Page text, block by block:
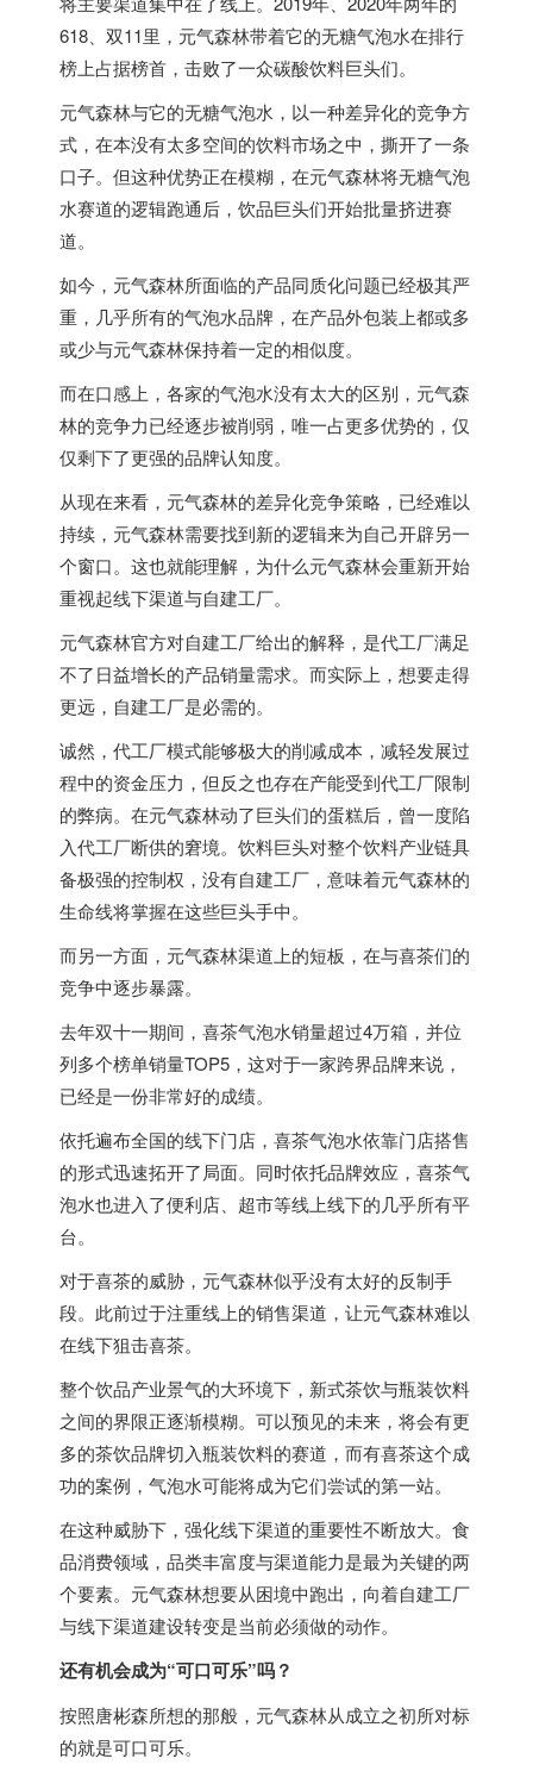
618、双11里，元气森林带着它的无糖气泡水在排行
榜上占据榜首，击败了一众碳酸饮料巨头们。
元气森林与它的无糖气泡水，以一种差异化的竞争方
式，在本没有太多空间的饮料市场之中，撕开了一条
口子。但这种优势正在模糊，在元气森林将无糖气泡
水赛道的逻辑跑通后，饮品巨头们开始批量挤进赛
道。
如今，元气森林所面临的产品同质化问题已经极其严
重，几乎所有的气泡水品牌，在产品外包装上都或多
或少与元气森林保持着一定的相似度。
而在口感上，各家的气泡水没有太大的区别，元气森
林的竞争力已经逐步被削弱，唯一占更多优势的，仅
仅剩下了更强的品牌认知度。
从现在来看，元气森林的差异化竞争策略，已经难以
持续，元气森林需要找到新的逻辑来为自己开辟另一
个窗口。这也就能理解，为什么元气森林会重新开始
重视起线下渠道与自建工厂。
元气森林官方对自建工厂给出的解释，是代工厂满足
不了日益增长的产品销量需求。而实际上，想要走得
更远，自建工厂是必需的。
诚然，代工厂模式能够极大的削减成本，减轻发展过
程中的资金压力，但反之也存在产能受到代工厂限制
的弊病。在元气森林动了巨头们的蛋糕后，曾一度陷
入代工厂断供的窘境。饮料巨头对整个饮料产业链具
备极强的控制权，没有自建工厂，意味着元气森林的
生命线将掌握在这些巨头手中。
而另一方面，元气森林渠道上的短板，在与喜茶们的
竞争中逐步暴露。
去年双十一期间，喜茶气泡水销量超过4万箱，并位
列多个榜单销量TOP5，这对于一家跨界品牌来说，
已经是一份非常好的成绩。
依托遍布全国的线下门店，喜茶气泡水依靠门店搭售
的形式迅速拓开了局面。同时依托品牌效应，喜茶气
泡水也进入了便利店、超市等线上线下的几乎所有平
台。
对于喜茶的威胁，元气森林似乎没有太好的反制手
段。此前过于注重线上的销售渠道，让元气森林难以
在线下狙击喜茶。
整个饮品产业景气的大环境下，新式茶饮与瓶装饮料
之间的界限正逐渐模糊。可以预见的未来，将会有更
多的茶饮品牌切入瓶装饮料的赛道，而有喜茶这个成
功的案例，气泡水可能将成为它们尝试的第一站。
在这种威胁下，强化线下渠道的重要性不断放大。食
品消费领域，品类丰富度与渠道能力是最为关键的两
个要素。元气森林想要从困境中跑出，向着自建工厂
与线下渠道建设转变是当前必须做的动作。
还有机会成为“可口可乐”吗？
按照唐彬森所想的那般，元气森林从成立之初所对标
的就是可口可乐。